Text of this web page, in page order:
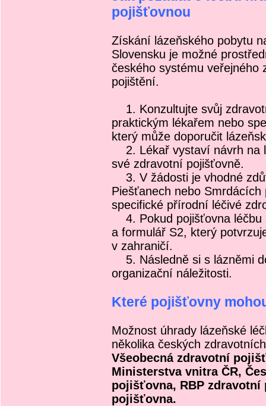
pojišťovnou
Získání lázeňského pobytu
Slovensku je možné
českého systému veřejného
pojištění.
1. Konzultujte svůj
praktickým lékařem nebo
který může doporučit
2. Lékař vystaví návrh na
své zdravotní pojišťovně.
3. V žádosti je vhodné
Piešťanech nebo
specifické přírodní léčivé
4. Pokud pojišťovna léčbu
a formulář S2, který
v zahraničí.
5. Následně si s lázněmi
organizační náležitosti.
Které pojišťovny
Možnost úhrady lázeňské
několika českých
Všeobecná zdravotní
Ministerstva vnitra ČR,
pojišťovna, RBP
pojišťovna.